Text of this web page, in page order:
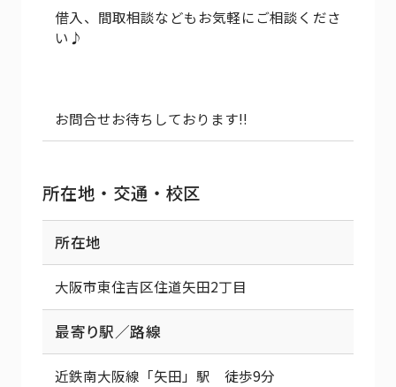
借入、間取相談などもお気軽にご相談くださ
い♪
お問合せお待ちしております!!
所在地・交通・校区
所在地
大阪市東住吉区住道矢田2丁目
最寄り駅／路線
近鉄南大阪線「矢田」駅 徒歩9分